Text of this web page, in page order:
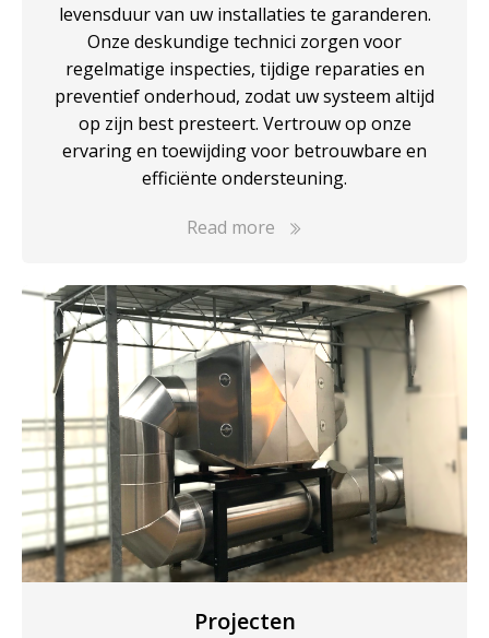
levensduur van uw installaties te garanderen.
Onze deskundige technici zorgen voor
regelmatige inspecties, tijdige reparaties en
preventief onderhoud, zodat uw systeem altijd
op zijn best presteert. Vertrouw op onze
ervaring en toewijding voor betrouwbare en
efficiënte ondersteuning.
Read more
Projecten